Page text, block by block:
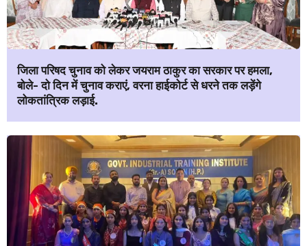
जिला परिषद चुनाव को लेकर जयराम ठाकुर का सरकार पर हमला,
बोले- दो दिन में चुनाव कराएं, वरना हाईकोर्ट से धरने तक लड़ेंगे
लोकतांत्रिक लड़ाई.